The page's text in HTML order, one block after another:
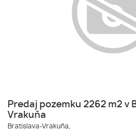
Predaj pozemku 2262 m2 v
Vrakuňa
Bratislava-Vrakuňa,